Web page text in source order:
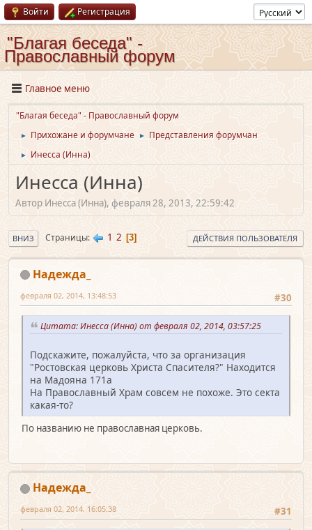
Войти Регистрация
"Благая беседа" -
Православный форум
Главное меню
"Благая беседа" - Православный форум
► Прихожане и форумчане ► Представления форумчан
► Инесса (Инна)
Инесса (Инна)
Автор Инесса (Инна), февраля 28, 2013, 22:59:42
ВНИЗ Страницы 1 2 3 ДЕЙСТВИЯ ПОЛЬЗОВАТЕЛЯ
Надежда_
#30
февраля 02, 2014, 13:48:53
Цитата: Инесса (Инна) от февраля 02, 2014, 03:57:25
Подскажите, пожалуйста, что за организация
"Ростовская церковь Христа Спасителя?" Находится
на Мадояна 171а
На Православный Храм совсем не похоже. Это секта
какая-то?
По названию не православная церковь.
Надежда_
#31
февраля 02, 2014, 16:05:38